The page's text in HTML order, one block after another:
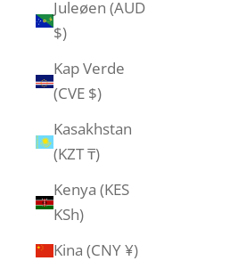
Juleøen (AUD
$)
Kap Verde
(CVE $)
Kasakhstan
(KZT ₸)
Kenya (KES
KSh)
Kina (CNY ¥)